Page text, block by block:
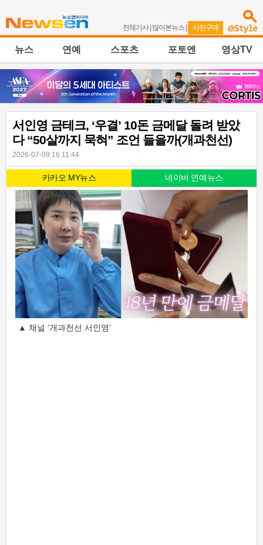
전체기사| 많이본뉴스 | 사진구매
뉴스 연예 스포츠 포토엔 영상TV
서인영 금테크, ‘우결’ 10돈 금메달 돌려 받았
다 “50살까지 묵혀” 조언 들을까(개과천선)
2026-07-09 16:11:44
카카오 MY뉴스 네이버 연예뉴스
▲ 채널 ‘개과천선 서인영’